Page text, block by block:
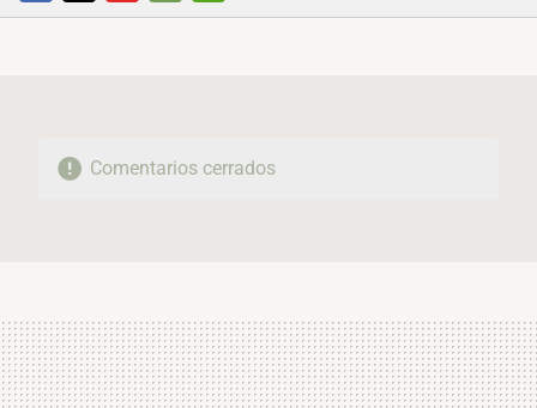
FACEBOOKTWITTERFLIPBOARD
E-
WHATSAPP
Comentarios cerrados